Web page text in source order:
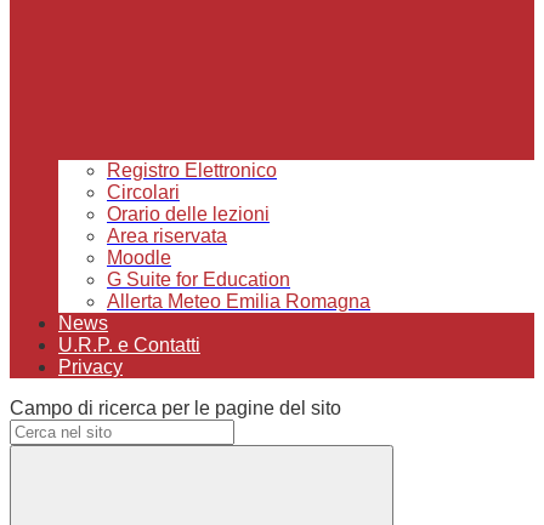
Registro Elettronico
Circolari
Orario delle lezioni
Area riservata
Moodle
G Suite for Education
Allerta Meteo Emilia Romagna
News
U.R.P. e Contatti
Privacy
Campo di ricerca per le pagine del sito